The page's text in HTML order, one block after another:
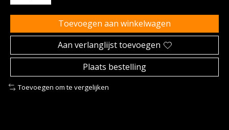
Toevoegen aan winkelwagen
Aan verlanglijst toevoegen
Plaats bestelling
Toevoegen om te vergelijken